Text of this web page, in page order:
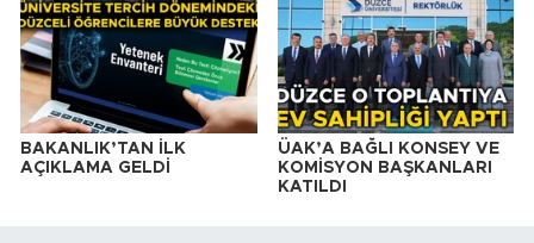
BAKANLIK’TAN İLK
AÇIKLAMA GELDİ
ÜAK’A BAĞLI KONSEY VE
KOMİSYON BAŞKANLARI
KATILDI